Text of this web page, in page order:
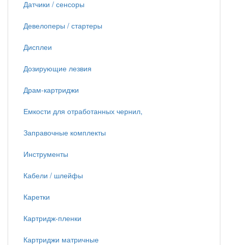
Датчики / сенсоры
Девелоперы / стартеры
Дисплеи
Дозирующие лезвия
Драм-картриджи
Емкости для отработанных чернил,
Заправочные комплекты
Инструменты
Кабели / шлейфы
Каретки
Картридж-пленки
Картриджи матричные